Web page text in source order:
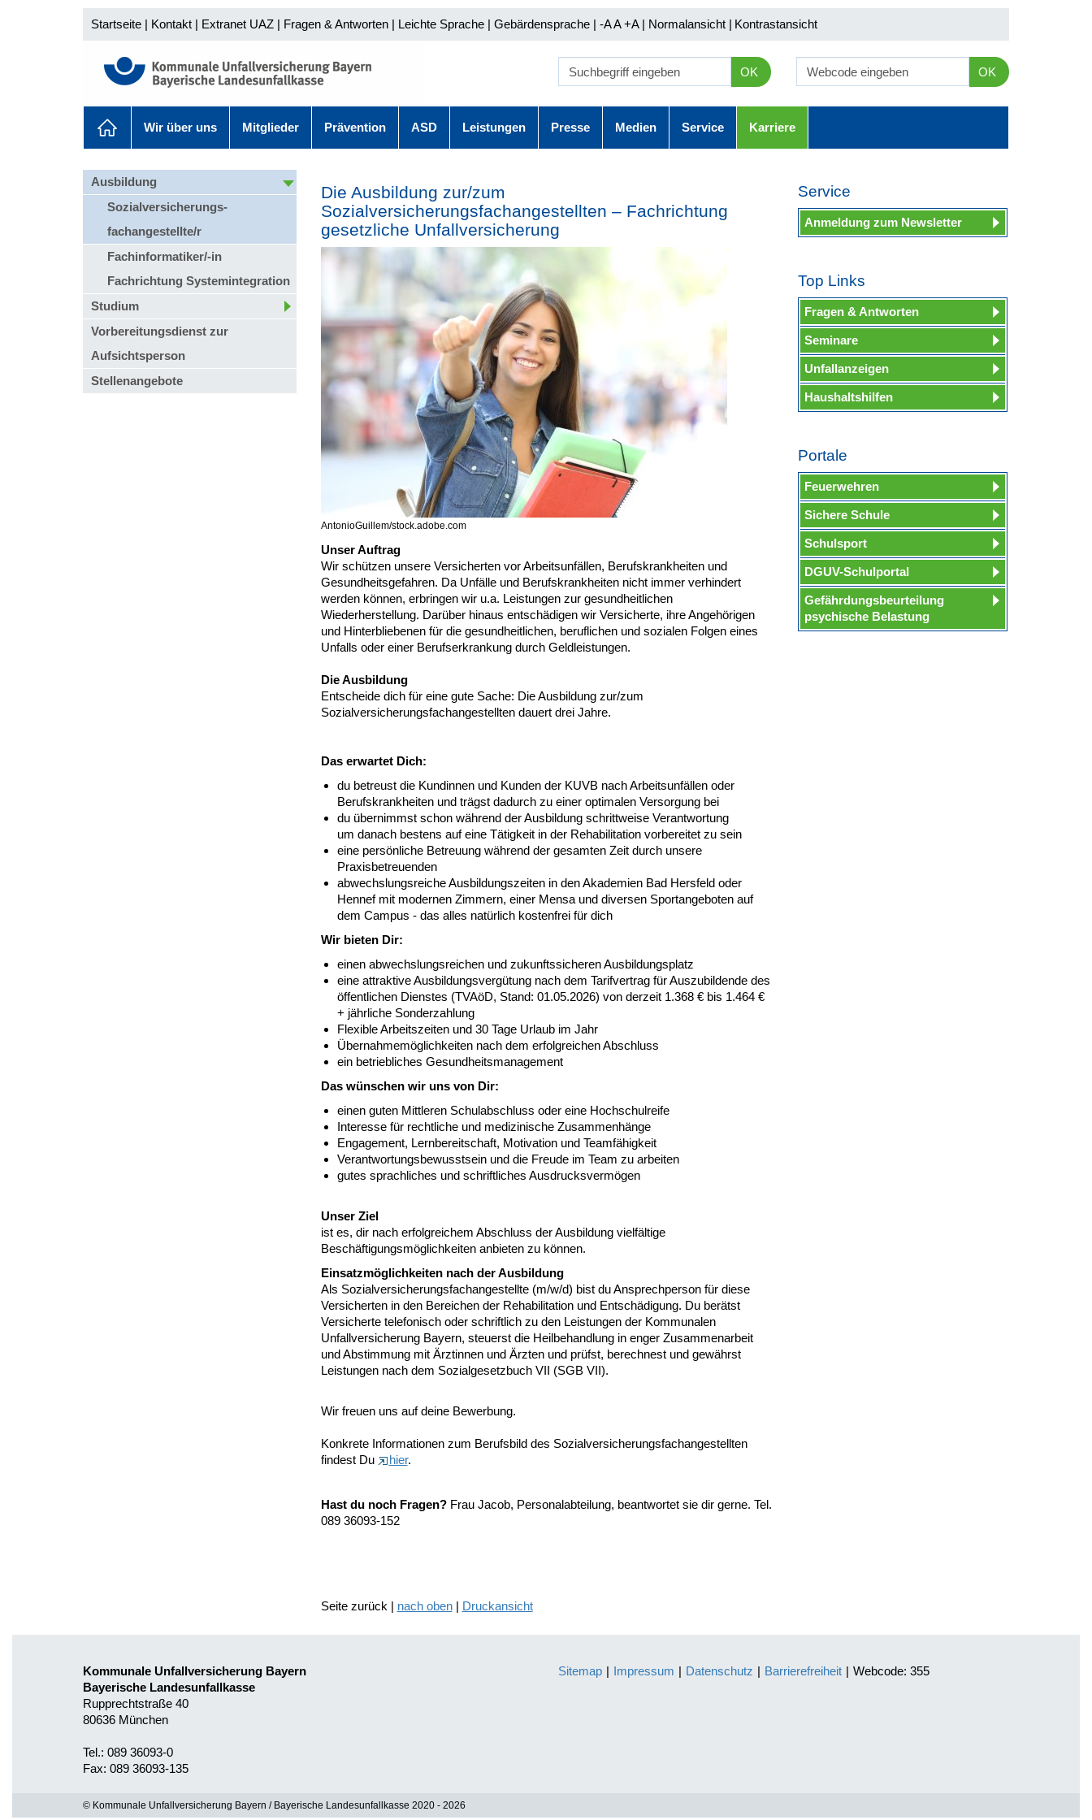
Startseite | Kontakt | Extranet UAZ | Fragen & Antworten | Leichte Sprache | Gebärdensprache | -A A+A | Normalansicht | Kontrastansicht
OK OK
Wir über uns Mitglieder Prävention ASD Leistungen Presse Medien Service Karriere
Ausbildung
Sozialversicherungs-
fachangestellte/r
Fachinformatiker/-in
Fachrichtung Systemintegration
Studium
Vorbereitungsdienst zur
Aufsichtsperson
Stellenangebote
Die Ausbildung zur/zum
Sozialversicherungsfachangestellten – Fachrichtung
gesetzliche Unfallversicherung
AntonioGuillem/stock.adobe.com
Unser Auftrag
Wir schützen unsere Versicherten vor Arbeitsunfällen, Berufskrankheiten und
Gesundheitsgefahren. Da Unfälle und Berufskrankheiten nicht immer verhindert
werden können, erbringen wir u.a. Leistungen zur gesundheitlichen
Wiederherstellung. Darüber hinaus entschädigen wir Versicherte, ihre Angehörigen
und Hinterbliebenen für die gesundheitlichen, beruflichen und sozialen Folgen eines
Unfalls oder einer Berufserkrankung durch Geldleistungen.
Die Ausbildung
Entscheide dich für eine gute Sache: Die Ausbildung zur/zum
Sozialversicherungsfachangestellten dauert drei Jahre.
Das erwartet Dich:
du betreust die Kundinnen und Kunden der KUVB nach Arbeitsunfällen oder
Berufskrankheiten und trägst dadurch zu einer optimalen Versorgung bei
du übernimmst schon während der Ausbildung schrittweise Verantwortung
um danach bestens auf eine Tätigkeit in der Rehabilitation vorbereitet zu sein
eine persönliche Betreuung während der gesamten Zeit durch unsere
Praxisbetreuenden
abwechslungsreiche Ausbildungszeiten in den Akademien Bad Hersfeld oder
Hennef mit modernen Zimmern, einer Mensa und diversen Sportangeboten auf
dem Campus - das alles natürlich kostenfrei für dich
Wir bieten Dir:
einen abwechslungsreichen und zukunftssicheren Ausbildungsplatz
eine attraktive Ausbildungsvergütung nach dem Tarifvertrag für Auszubildende des
öffentlichen Dienstes (TVAöD, Stand: 01.05.2026) von derzeit 1.368 € bis 1.464 €
+ jährliche Sonderzahlung
Flexible Arbeitszeiten und 30 Tage Urlaub im Jahr
Übernahmemöglichkeiten nach dem erfolgreichen Abschluss
ein betriebliches Gesundheitsmanagement
Das wünschen wir uns von Dir:
einen guten Mittleren Schulabschluss oder eine Hochschulreife
Interesse für rechtliche und medizinische Zusammenhänge
Engagement, Lernbereitschaft, Motivation und Teamfähigkeit
Verantwortungsbewusstsein und die Freude im Team zu arbeiten
gutes sprachliches und schriftliches Ausdrucksvermögen
Unser Ziel
ist es, dir nach erfolgreichem Abschluss der Ausbildung vielfältige
Beschäftigungsmöglichkeiten anbieten zu können.
Einsatzmöglichkeiten nach der Ausbildung
Als Sozialversicherungsfachangestellte (m/w/d) bist du Ansprechperson für diese
Versicherten in den Bereichen der Rehabilitation und Entschädigung. Du berätst
Versicherte telefonisch oder schriftlich zu den Leistungen der Kommunalen
Unfallversicherung Bayern, steuerst die Heilbehandlung in enger Zusammenarbeit
und Abstimmung mit Ärztinnen und Ärzten und prüfst, berechnest und gewährst
Leistungen nach dem Sozialgesetzbuch VII (SGB VII).
Wir freuen uns auf deine Bewerbung.
Konkrete Informationen zum Berufsbild des Sozialversicherungsfachangestellten
findest Du
hier.
Hast du noch Fragen?Frau Jacob, Personalabteilung, beantwortet sie dir gerne. Tel.
089 36093-152
Seite zurück | nach oben| Druckansicht
Service
Anmeldung zum Newsletter
Top Links
Fragen & Antworten
Seminare
Unfallanzeigen
Haushaltshilfen
Portale
Feuerwehren
Sichere Schule
Schulsport
DGUV-Schulportal
Gefährdungsbeurteilung
psychische Belastung
Kommunale Unfallversicherung Bayern
Bayerische Landesunfallkasse
Rupprechtstraße 40
80636 München
Tel.: 089 36093-0
Fax: 089 36093-135
Sitemap | Impressum | Datenschutz | Barrierefreiheit | Webcode: 355
© Kommunale Unfallversicherung Bayern / Bayerische Landesunfallkasse 2020 - 2026